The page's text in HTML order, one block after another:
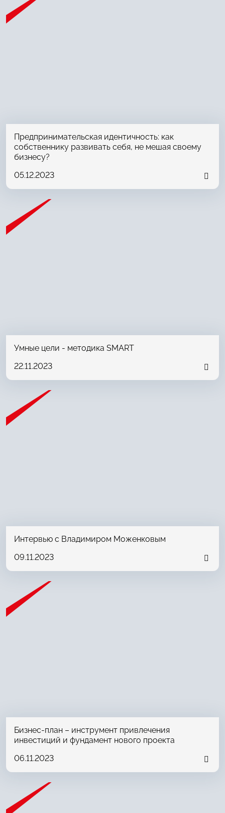
Предпринимательская идентичность: как
собственнику развивать себя, не мешая своему
бизнесу?
05.12.2023
Умные цели - методика SMART
22.11.2023
Интервью с Владимиром Моженковым
09.11.2023
Бизнес-план – инструмент привлечения
инвестиций и фундамент нового проекта
06.11.2023